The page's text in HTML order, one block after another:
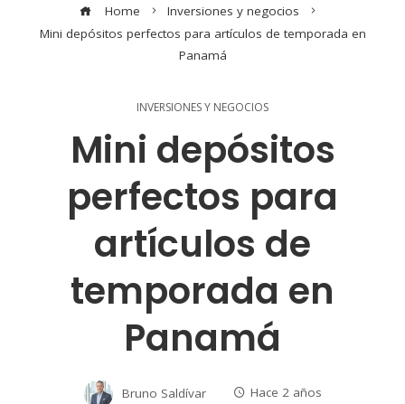
Home
Inversiones y negocios
Mini depósitos perfectos para artículos de temporada en
Panamá
INVERSIONES Y NEGOCIOS
Mini depósitos
perfectos para
artículos de
temporada en
Panamá
Bruno Saldívar Hace 2 años